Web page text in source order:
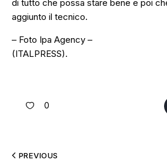
di tutto che possa stare bene e poi
aggiunto il tecnico.
– Foto Ipa Agency –
(ITALPRESS).
0
PREVIOUS